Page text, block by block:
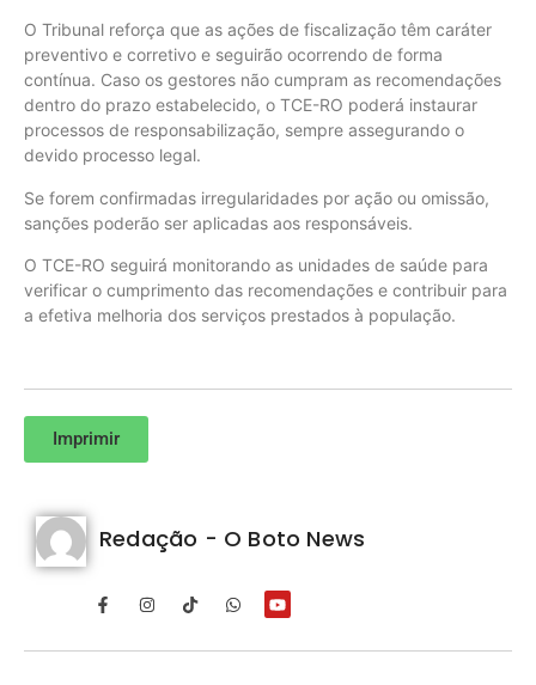
O Tribunal reforça que as ações de fiscalização têm caráter
preventivo e corretivo e seguirão ocorrendo de forma
contínua. Caso os gestores não cumpram as recomendações
dentro do prazo estabelecido, o TCE-RO poderá instaurar
processos de responsabilização, sempre assegurando o
devido processo legal.
Se forem confirmadas irregularidades por ação ou omissão,
sanções poderão ser aplicadas aos responsáveis.
O TCE-RO seguirá monitorando as unidades de saúde para
verificar o cumprimento das recomendações e contribuir para
a efetiva melhoria dos serviços prestados à população.
Imprimir
Redação - O Boto News